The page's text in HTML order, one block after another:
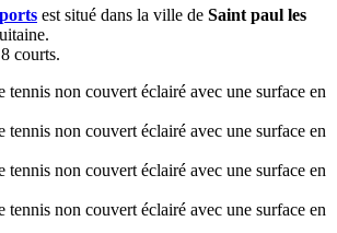
est situé dans la ville de Saint paul les
courts.
tennis non couvert éclairé avec une surface en
tennis non couvert éclairé avec une surface en
tennis non couvert éclairé avec une surface en
tennis non couvert éclairé avec une surface en